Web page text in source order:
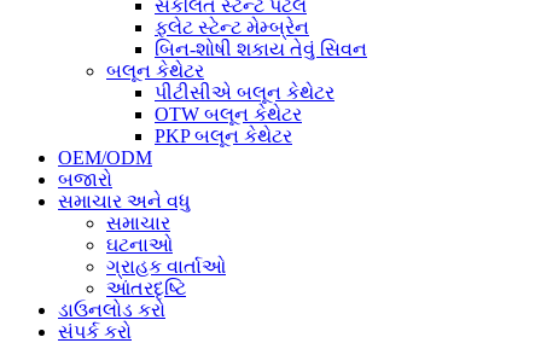
સંકલિત સ્ટેન્ટ પટલ
ફ્લેટ સ્ટેન્ટ મેમ્બ્રેન
બિન-શોષી શકાય તેવું સિવન
બલૂન કેથેટર
પીટીસીએ બલૂન કેથેટર
OTW બલૂન કેથેટર
PKP બલૂન કેથેટર
OEM/ODM
બજારો
સમાચાર અને વધુ
સમાચાર
ઘટનાઓ
ગ્રાહક વાર્તાઓ
આંતરદૃષ્ટિ
ડાઉનલોડ કરો
સંપર્ક કરો